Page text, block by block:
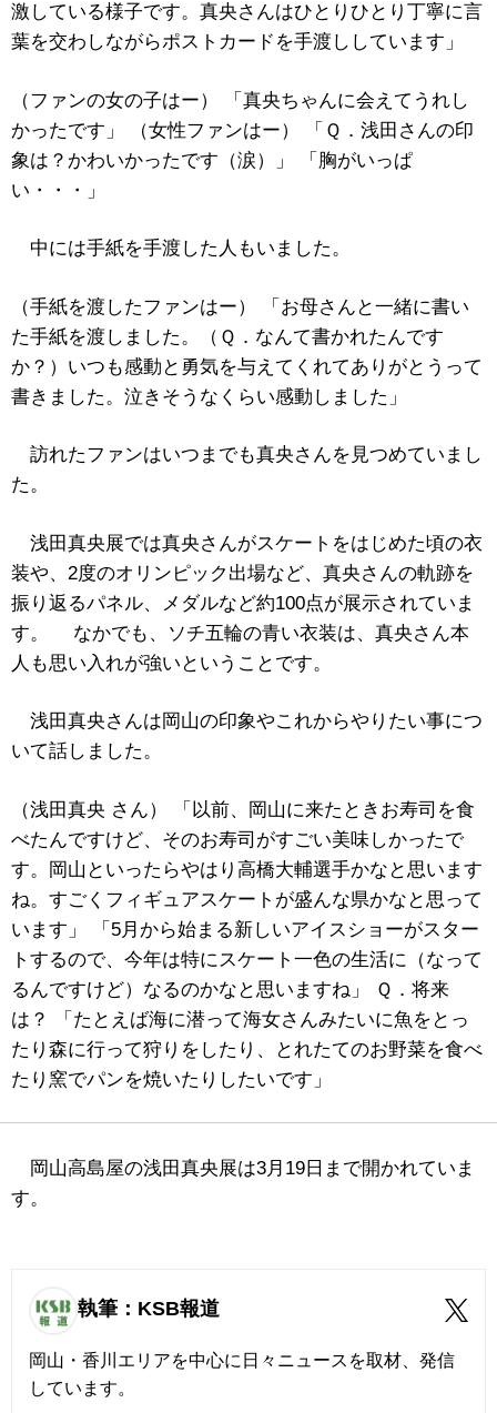
激している様子です。真央さんはひとりひとり丁寧に言
葉を交わしながらポストカードを手渡ししています」
（ファンの女の子はー） 「真央ちゃんに会えてうれし
かったです」 （女性ファンはー） 「Ｑ．浅田さんの印
象は？かわいかったです（涙）」 「胸がいっぱ
い・・・」
中には手紙を手渡した人もいました。
（手紙を渡したファンはー） 「お母さんと一緒に書い
た手紙を渡しました。（Ｑ．なんて書かれたんです
か？）いつも感動と勇気を与えてくれてありがとうって
書きました。泣きそうなくらい感動しました」
訪れたファンはいつまでも真央さんを見つめていまし
た。
浅田真央展では真央さんがスケートをはじめた頃の衣
装や、2度のオリンピック出場など、真央さんの軌跡を
振り返るパネル、メダルなど約100点が展示されていま
す。 なかでも、ソチ五輪の青い衣装は、真央さん本
人も思い入れが強いということです。
浅田真央さんは岡山の印象やこれからやりたい事につ
いて話しました。
（浅田真央 さん） 「以前、岡山に来たときお寿司を食
べたんですけど、そのお寿司がすごい美味しかったで
す。岡山といったらやはり高橋大輔選手かなと思います
ね。すごくフィギュアスケートが盛んな県かなと思って
います」 「5月から始まる新しいアイスショーがスター
トするので、今年は特にスケート一色の生活に（なって
るんですけど）なるのかなと思いますね」 Ｑ．将来
は？ 「たとえば海に潜って海女さんみたいに魚をとっ
たり森に行って狩りをしたり、とれたてのお野菜を食べ
たり窯でパンを焼いたりしたいです」
岡山高島屋の浅田真央展は3月19日まで開かれていま
す。
執筆：KSB報道
岡山・香川エリアを中心に日々ニュースを取材、発信
しています。